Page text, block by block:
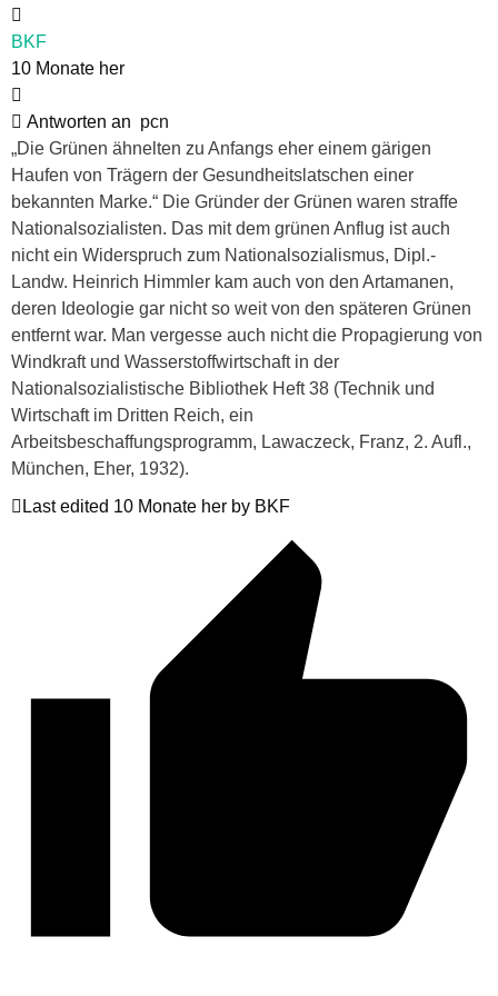
BKF
10 Monate her
Antworten an pcn
„Die Grünen ähnelten zu Anfangs eher einem gärigen
Haufen von Trägern der Gesundheitslatschen einer
bekannten Marke.“ Die Gründer der Grünen waren straffe
Nationalsozialisten. Das mit dem grünen Anflug ist auch
nicht ein Widerspruch zum Nationalsozialismus, Dipl.-
Landw. Heinrich Himmler kam auch von den Artamanen,
deren Ideologie gar nicht so weit von den späteren Grünen
entfernt war. Man vergesse auch nicht die Propagierung von
Windkraft und Wasserstoffwirtschaft in der
Nationalsozialistische Bibliothek Heft 38 (Technik und
Wirtschaft im Dritten Reich, ein
Arbeitsbeschaffungsprogramm, Lawaczeck, Franz, 2. Aufl.,
München, Eher, 1932).
Last edited 10 Monate her by BKF